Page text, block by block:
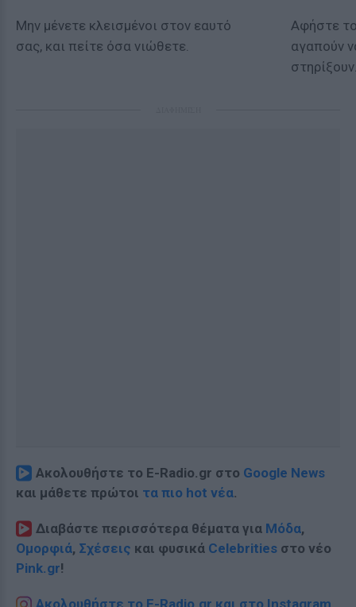
Μην μένετε κλεισμένοι στον εαυτό
σας, και πείτε όσα νιώθετε.
Αφήστε
αγαπούν
Ακολουθήστε το E-Radio.gr στο Google News
και μάθετε πρώτοι τα πιο hot νέα.
Διαβάστε περισσότερα θέματα για Μόδα,
Ομορφιά, Σχέσεις και φυσικά Celebrities στο νέο
Pink.gr!
Ακολουθήστε το E-Radio.gr και στο Instagram